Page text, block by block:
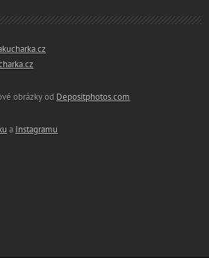
obrázky od Depositphotos.com
a Instagramu